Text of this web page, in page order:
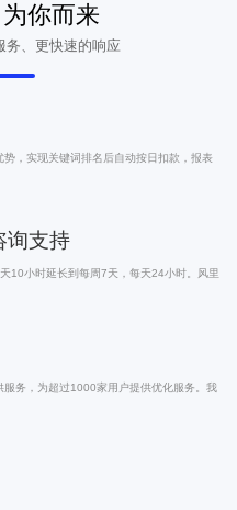
你而来
务、更快速的响应
，实现关键词排名后自动按日扣款，报表
询支持
10小时延长到每周7天，每天24小时。风里
务，为超过1000家用户提供优化服务。我